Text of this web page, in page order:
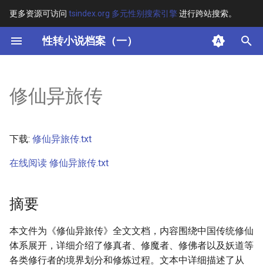
更多资源可访问 tsindex.org 多元性别搜索引擎进行跨站搜索。
性转小说档案（一）
键
开
搜
索
其他信息
正文
修仙异旅传
下载: 修仙异旅传.txt
在线阅读 修仙异旅传.txt
摘要
本文件为《修仙异旅传》全文文档，内容围绕中国传统修仙
体系展开，详细介绍了修真者、修魔者、修佛者以及妖道等
各类修行者的境界划分和修炼过程。文本中详细描述了从